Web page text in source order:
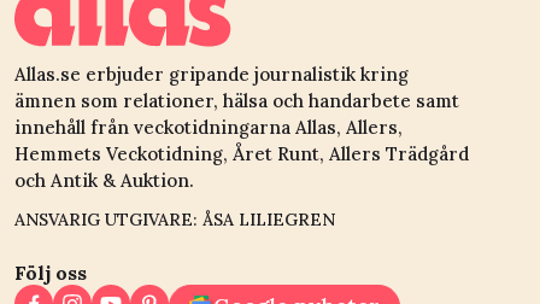
Allas.se erbjuder gripande journalistik kring
ämnen som relationer, hälsa och handarbete samt
innehåll från veckotidningarna Allas, Allers,
Hemmets Veckotidning, Året Runt, Allers Trädgård
och Antik & Auktion.
ANSVARIG UTGIVARE: ÅSA LILIEGREN
Följ oss